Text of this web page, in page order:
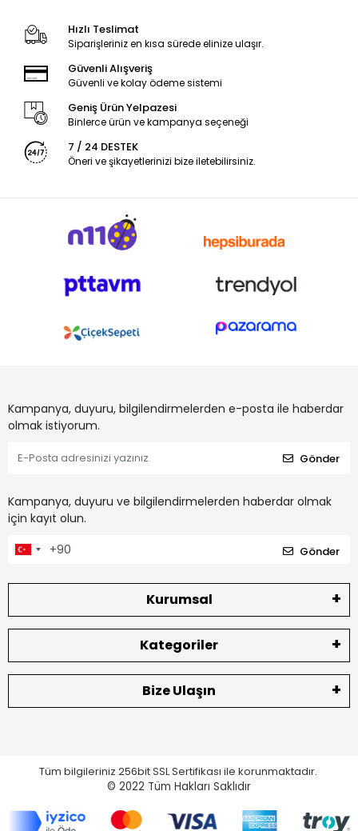
Hızlı Teslimat
Siparişleriniz en kısa sürede elinize ulaşır.
Güvenli Alışveriş
Güvenli ve kolay ödeme sistemi
Geniş Ürün Yelpazesi
Binlerce ürün ve kampanya seçeneği
7 / 24 DESTEK
Öneri ve şikayetlerinizi bize iletebilirsiniz.
Kampanya, duyuru, bilgilendirmelerden e-posta ile haberdar
olmak istiyorum.
Gönder
Kampanya, duyuru ve bilgilendirmelerden haberdar olmak
için kayıt olun.
Gönder
Kurumsal
Kategoriler
Bize Ulaşın
Tüm bilgileriniz 256bit SSL Sertifikası ile korunmaktadır.
© 2022 Tüm Hakları Saklıdır